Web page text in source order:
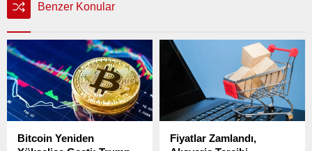
Benzer Konular
Bitcoin Yeniden
Fiyatlar Zamlandı,